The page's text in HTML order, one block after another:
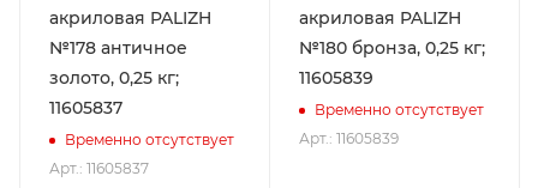
акриловая PALIZH
№178 античное
золото, 0,25 кг;
11605837
Временно отсутствует
Арт.: 11605837
акриловая PALIZH
№180 бронза, 0,25 кг;
11605839
Временно отсутствует
Арт.: 11605839